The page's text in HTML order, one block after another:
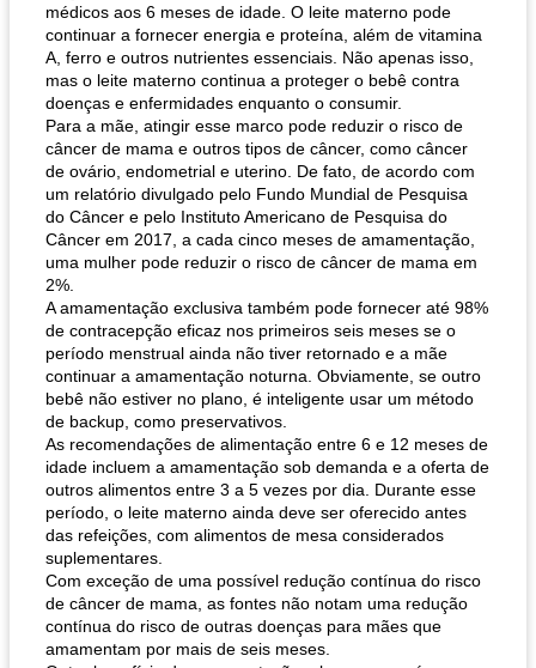
médicos aos 6 meses de idade. O leite materno pode
continuar a fornecer energia e proteína, além de vitamina
A, ferro e outros nutrientes essenciais. Não apenas isso,
mas o leite materno continua a proteger o bebê contra
doenças e enfermidades enquanto o consumir.
Para a mãe, atingir esse marco pode reduzir o risco de
câncer de mama e outros tipos de câncer, como câncer
de ovário, endometrial e uterino. De fato, de acordo com
um relatório divulgado pelo Fundo Mundial de Pesquisa
do Câncer e pelo Instituto Americano de Pesquisa do
Câncer em 2017, a cada cinco meses de amamentação,
uma mulher pode reduzir o risco de câncer de mama em
2%.
A amamentação exclusiva também pode fornecer até 98%
de contracepção eficaz nos primeiros seis meses se o
período menstrual ainda não tiver retornado e a mãe
continuar a amamentação noturna. Obviamente, se outro
bebê não estiver no plano, é inteligente usar um método
de backup, como preservativos.
As recomendações de alimentação entre 6 e 12 meses de
idade incluem a amamentação sob demanda e a oferta de
outros alimentos entre 3 a 5 vezes por dia. Durante esse
período, o leite materno ainda deve ser oferecido antes
das refeições, com alimentos de mesa considerados
suplementares.
Com exceção de uma possível redução contínua do risco
de câncer de mama, as fontes não notam uma redução
contínua do risco de outras doenças para mães que
amamentam por mais de seis meses.